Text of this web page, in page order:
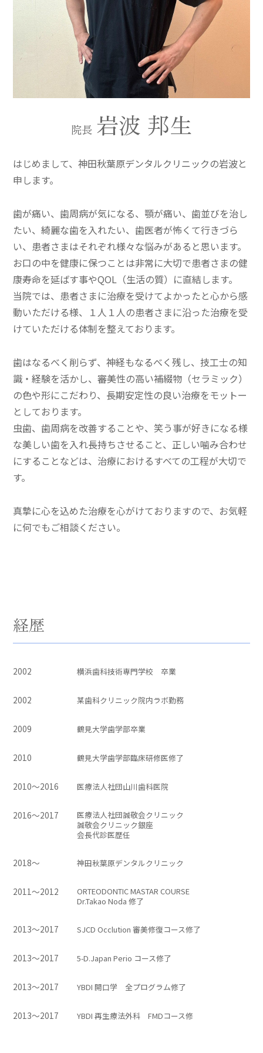
院長 岩波 邦生
はじめまして、神田秋葉原デンタルクリニックの岩波と
申します。
歯が痛い、歯周病が気になる、顎が痛い、歯並びを治し
たい、綺麗な歯を入れたい、歯医者が怖くて行きづら
い、患者さまはそれぞれ様々な悩みがあると思います。
お口の中を健康に保つことは非常に大切で患者さまの健
康寿命を延ばす事やQOL（生活の質）に直結します。
当院では、患者さまに治療を受けてよかったと心から感
動いただける様、１人１人の患者さまに沿った治療を受
けていただける体制を整えております。
歯はなるべく削らず、神経もなるべく残し、技工士の知
識・経験を活かし、審美性の高い補綴物（セラミック）
の色や形にこだわり、長期安定性の良い治療をモットー
としております。
虫歯、歯周病を改善することや、笑う事が好きになる様
な美しい歯を入れ長持ちさせること、正しい噛み合わせ
にすることなどは、治療におけるすべての工程が大切で
す。
真摯に心を込めた治療を心がけておりますので、お気軽
に何でもご相談ください。
経歴
2002 横浜歯科技術専門学校 卒業
2002 某歯科クリニック院内ラボ勤務
2009 鶴見大学歯学部卒業
2010 鶴見大学歯学部臨床研修医修了
2010～2016 医療法人社団山川歯科医院
2016～2017
医療法人社団誠敬会クリニック
誠敬会クリニック銀座
会長代診医歴任
2018～ 神田秋葉原デンタルクリニック
2011～2012
ORTEODONTIC MASTAR COURSE
Dr.Takao Noda 修了
2013～2017 SJCD Occlution 審美修復コース修了
2013～2017 5-D.Japan Perio コース修了
2013～2017 YBDI 開口学 全プログラム修了
2013～2017 YBDI 再生療法外科 FMDコース修